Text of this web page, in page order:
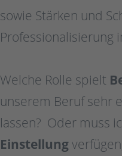
sowie Stärken und
Professionalisierung
Welche Rolle spielt
unserem Beruf sehr
lassen? Oder muss
Einstellung